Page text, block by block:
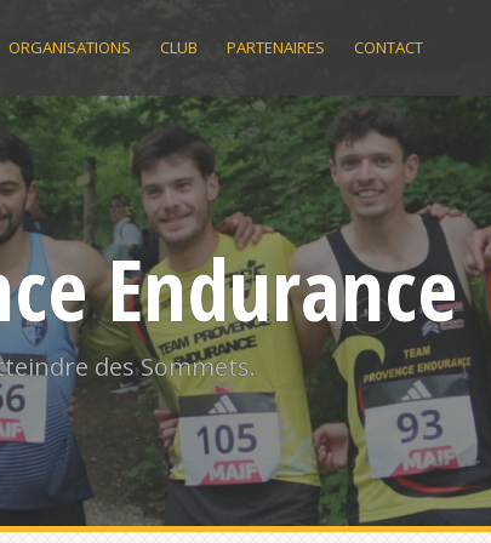
ORGANISATIONS CLUB PARTENAIRES CONTACT
Endurance
des Sommets.